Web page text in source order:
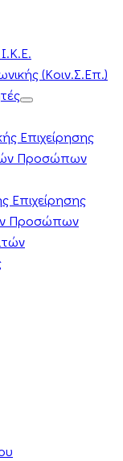
(Κοιν.Σ.Επ.)
Επιχείρησης
Προσώπων
Επιχείρησης
Προσώπων